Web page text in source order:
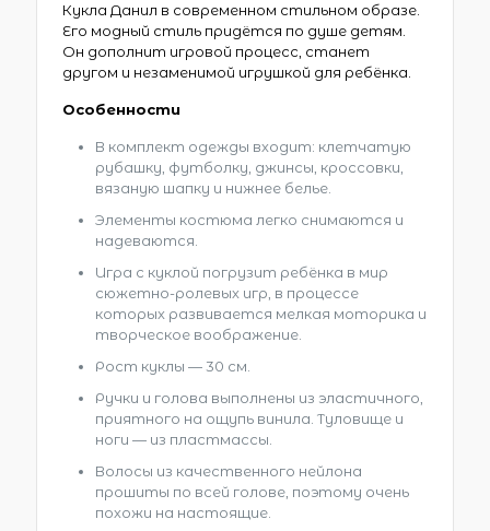
Кукла Данил в современном стильном образе.
Его модный стиль придётся по душе детям.
Он дополнит игровой процесс, станет
другом и незаменимой игрушкой для ребёнка.
Особенности
В комплект одежды входит: клетчатую
рубашку, футболку, джинсы, кроссовки,
вязаную шапку и нижнее белье.
Элементы костюма легко снимаются и
надеваются.
Игра с куклой погрузит ребёнка в мир
сюжетно-ролевых игр, в процессе
которых развивается мелкая моторика и
творческое воображение.
Рост куклы — 30 см.
Ручки и голова выполнены из эластичного,
приятного на ощупь винила. Туловище и
ноги — из пластмассы.
Волосы из качественного нейлона
прошиты по всей голове, поэтому очень
похожи на настоящие.